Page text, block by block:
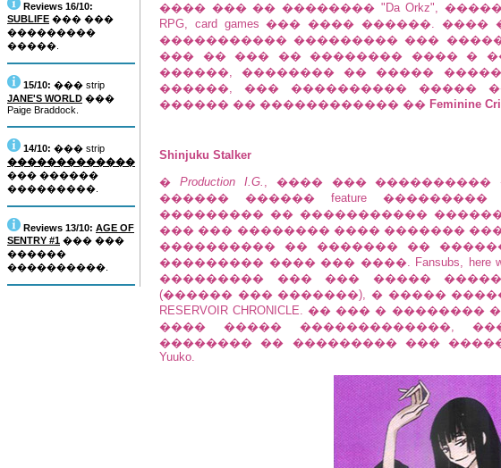
Reviews 16/10:
SUBLIFE ��� ���
���������
�����.
15/10: ��� strip
JANE'S WORLD ���
Paige Braddock.
14/10: ��� strip
�������������
��� ������
���������.
Reviews 13/10: AGE OF
SENTRY #1 ��� ���
������
����������.
���� ��� �� �������� "Da Orkz",
RPG, card games ��� ���� ������.
����������� ��������� ���
��� �� ��� �� �������� ���� �
������, �������� �� ����� ������
������, ��� ���������� �����
������ �� ������������ �� Feminine
Shinjuku Stalker
� Production I.G. , ���� ���
������ ������ feature ���������
��������� �� �����������
��� ��� �������� ���� �������
���������� �� ������� ��
��������� ���� ��� ����. Fansubs, here
��������� ��� ��� �����
(������ ��� �������), � ����� �����
RESERVOIR CHRONICLE. �� ��� �
���� ����� �������������,
�������� �� ��������� ���
Yuuko.